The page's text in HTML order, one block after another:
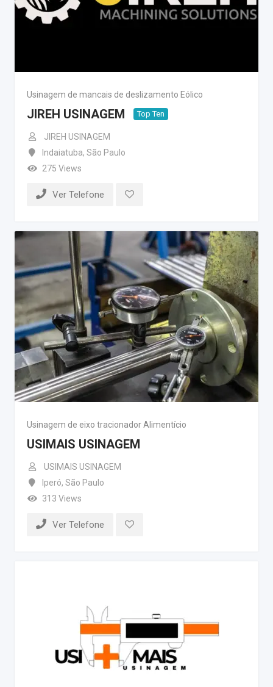
Usinagem de mancais de deslizamento Eólico
JIREH USINAGEM Top Ten
JIREH USINAGEM
Indaiatuba, São Paulo
275 Views
Ver Telefone
Usinagem de eixo tracionador Alimentício
USIMAIS USINAGEM
USIMAIS USINAGEM
Iperó, São Paulo
313 Views
Ver Telefone